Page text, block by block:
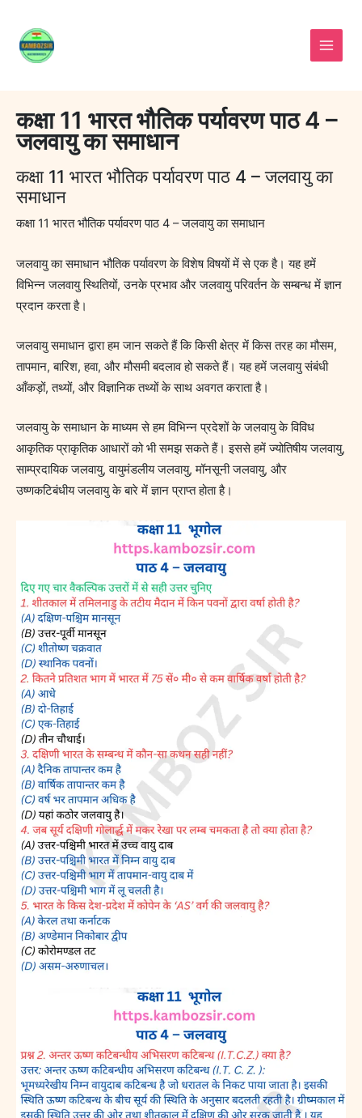
content
कक्षा 11 भारत भौतिक पर्यावरण पाठ 4 –
जलवायु का समाधान
कक्षा 11 भारत भौतिक पर्यावरण पाठ 4 – जलवायु का
समाधान
कक्षा 11 भारत भौतिक पर्यावरण पाठ 4 – जलवायु का समाधान
जलवायु का समाधान भौतिक पर्यावरण के विशेष विषयों में से एक है। यह हमें
विभिन्न जलवायु स्थितियों, उनके प्रभाव और जलवायु परिवर्तन के सम्बन्ध में ज्ञान
प्रदान करता है।
जलवायु समाधान द्वारा हम जान सकते हैं कि किसी क्षेत्र में किस तरह का मौसम,
तापमान, बारिश, हवा, और मौसमी बदलाव हो सकते हैं। यह हमें जलवायु संबंधी
आँकड़ों, तथ्यों, और विज्ञानिक तथ्यों के साथ अवगत कराता है।
जलवायु के समाधान के माध्यम से हम विभिन्न प्रदेशों के जलवायु के विविध
आकृतिक प्राकृतिक आधारों को भी समझ सकते हैं। इससे हमें ज्योतिषीय जलवायु,
साम्प्रदायिक जलवायु, वायुमंडलीय जलवायु, मॉनसूनी जलवायु, और
उष्णकटिबंधीय जलवायु के बारे में ज्ञान प्राप्त होता है।